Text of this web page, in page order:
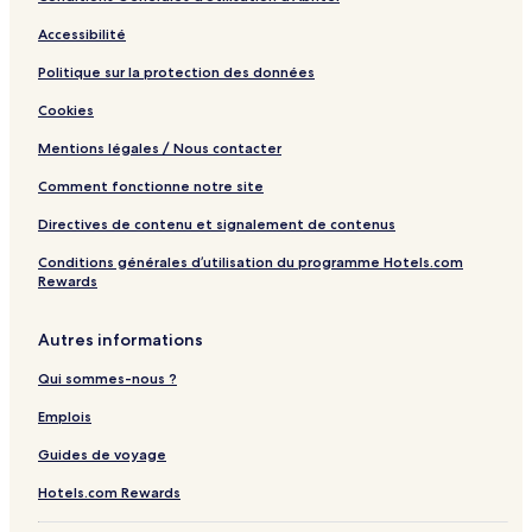
Accessibilité
Politique sur la protection des données
Cookies
Mentions légales / Nous contacter
Comment fonctionne notre site
Directives de contenu et signalement de contenus
Conditions générales d’utilisation du programme Hotels.com
Rewards
Autres informations
Qui sommes-nous ?
Emplois
Guides de voyage
Hotels.com Rewards